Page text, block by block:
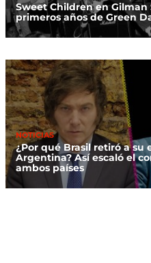
Sweet Children en Gilman
primeros años de Green
NOTICIAS
¿Por qué Brasil retiró a su
Argentina? Así escaló el
ambos países